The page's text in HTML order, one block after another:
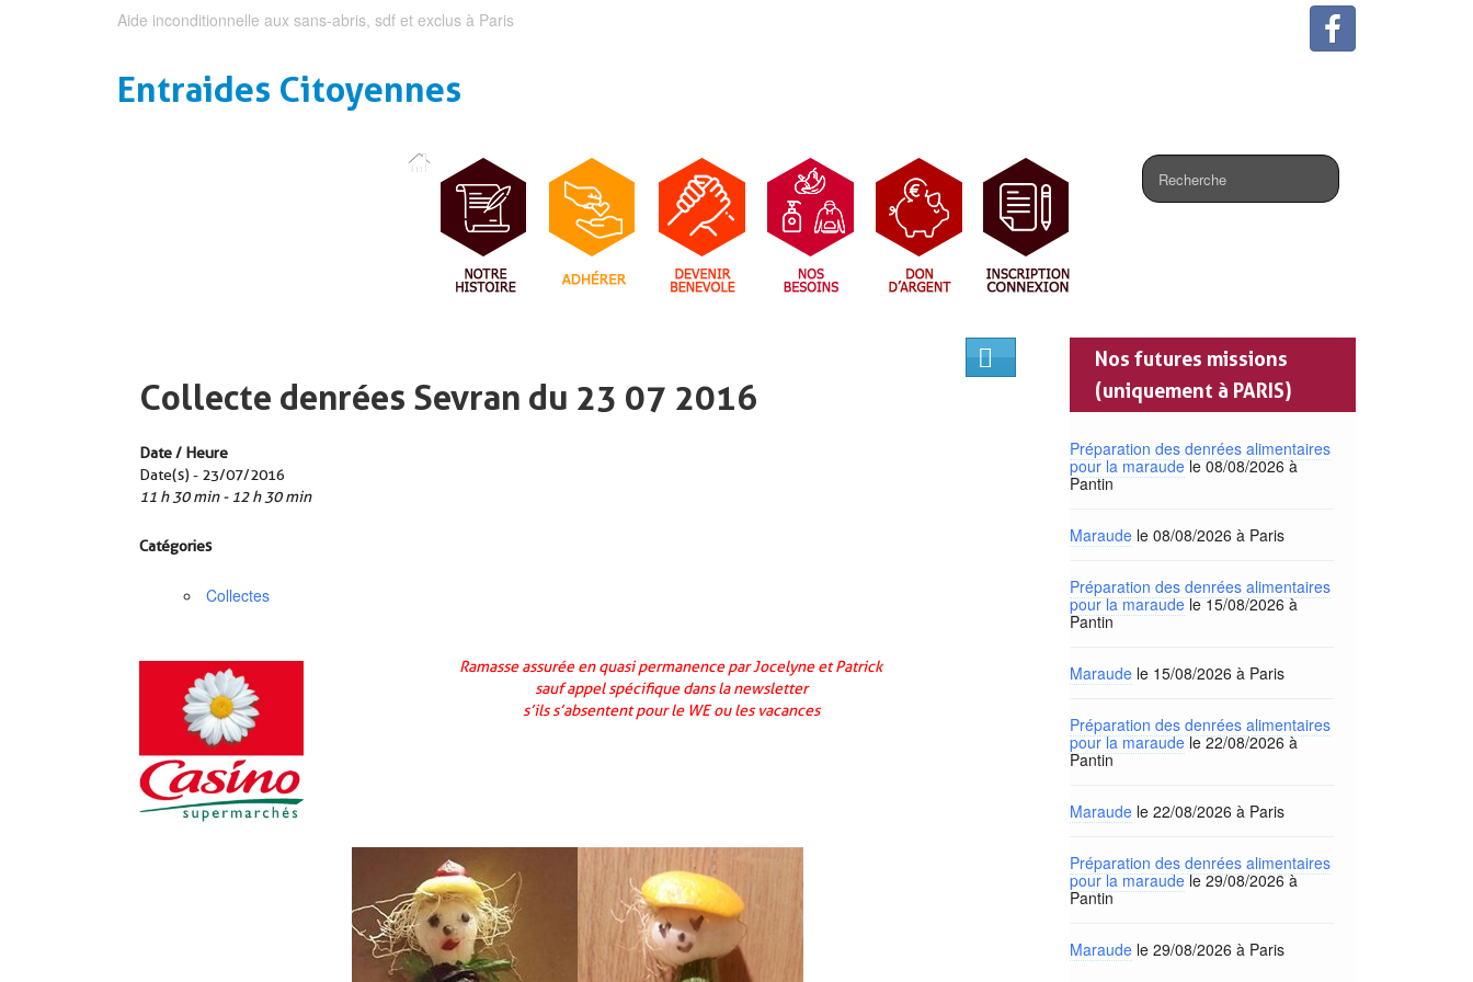
Aide inconditionnelle aux sans-abris, sdf et exclus à Paris
Entraides Citoyennes
Collecte denrées Sevran du 23 07 2016
Date / Heure
Date(s) - 23/07/2016
11 h 30 min - 12 h 30 min
Catégories
Collectes
Ramasse assurée en quasi permanence par Jocelyne et Patrick
sauf appel spécifique dans la newsletter
s’ils s’absentent pour le WE ou les vacances
Nos futures missions
(uniquement à PARIS)
Préparation des denrées alimentaires
pour la maraudele 08/08/2026 à
Pantin
Maraude le 08/08/2026 à Paris
Préparation des denrées alimentaires
pour la maraudele 15/08/2026 à
Pantin
Maraude le 15/08/2026 à Paris
Préparation des denrées alimentaires
pour la maraudele 22/08/2026 à
Pantin
Maraude le 22/08/2026 à Paris
Préparation des denrées alimentaires
pour la maraudele 29/08/2026 à
Pantin
Maraude le 29/08/2026 à Paris